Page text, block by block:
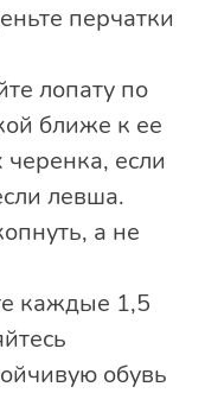
перчатки
лопату по
ближе к ее
если
левша.
а не
каждые 1,5
обувь